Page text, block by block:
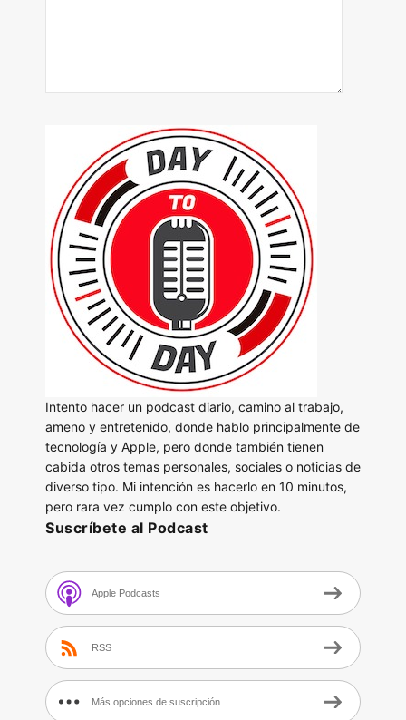
Intento hacer un podcast diario, camino al trabajo,
ameno y entretenido, donde hablo principalmente de
tecnología y Apple, pero donde también tienen
cabida otros temas personales, sociales o noticias de
diverso tipo. Mi intención es hacerlo en 10 minutos,
pero rara vez cumplo con este objetivo.
Suscríbete al Podcast
Apple Podcasts
RSS
Más opciones de suscripción